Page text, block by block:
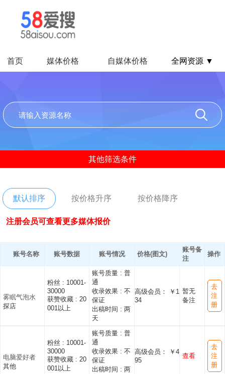
首页 媒体价格 自媒体价格 全网资源 ▼
其他筛选条件
默认排序 按价格升序 按价格降序
注册会员可查看更多媒体报价
账号名称 账号数据 账号情况 价格(图文)
账号备
注
操作
雾眠气泡水
探店
粉丝 : 10001-
30000
获赞收藏 : 20
001以上
账号质量 : 普
通
收录效果 : 不
保证
出稿时间 : 两
天
高级会员： ￥1
34
暂无
备注
去
注
册
电脑爱好者
其他
粉丝 : 10001-
30000
获赞收藏 : 20
001以上
账号质量 : 普
通
收录效果 : 不
保证
出稿时间 : 两
高级会员： ￥4
95
查看
去
注
册